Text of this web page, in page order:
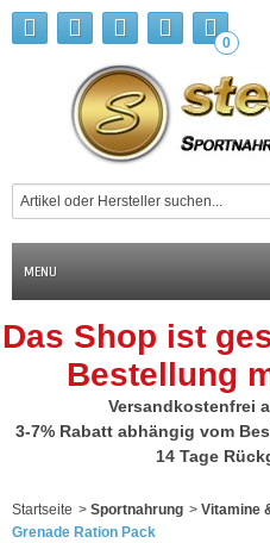
0
MENU
Das Shop ist
Bestellung
Versandkostenfrei
3-7% Rabatt abhängig vom
14 Tage
Startseite > Sportnahrung > Vitamine
Grenade Ration Pack